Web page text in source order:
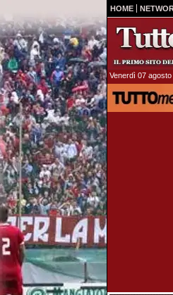
HOME
Venerdì 07 agosto